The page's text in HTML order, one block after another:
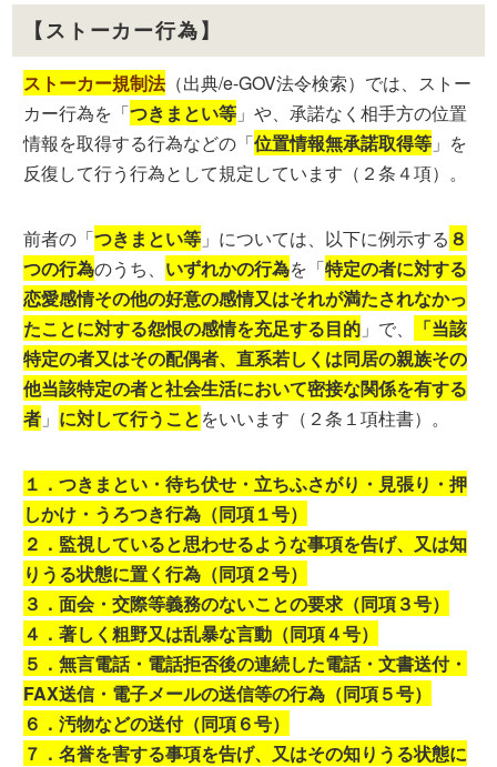
【ストーカー行為】
ストーカー規制法（出典/e-GOV法令検索）では、ストー
カー行為を「つきまとい等 」や、承諾なく相手方の位置
情報を取得する行為などの「位置情報無承諾取得等 」を
反復して行う行為として規定しています（２条４項）。
前者の「つきまとい等 」については、以下に例示する ８
つの行為のうち、 いずれかの行為を「特定の者に対する
恋愛感情その他の好意の感情又はそれが満たされなかっ
たことに対する怨恨の感情を充足する目的 」で、
「当該
特定の者又はその配偶者、直系若しくは同居の親族その
他当該特定の者と社会生活において密接な関係を有する
者 」 に対して行うことをいいます（２条１項柱書）。
１．つきまとい・待ち伏せ・立ちふさがり・見張り・押
しかけ・うろつき行為（同項１号）
２．監視していると思わせるような事項を告げ、又は知
りうる状態に置く行為（同項２号）
３．面会・交際等義務のないことの要求（同項３号）
４．著しく粗野又は乱暴な言動（同項４号）
５．無言電話・電話拒否後の連続した電話・文書送付・
FAX送信・電子メールの送信等の行為（同項５号）
６．汚物などの送付（同項６号）
７．名誉を害する事項を告げ、又はその知りうる状態に